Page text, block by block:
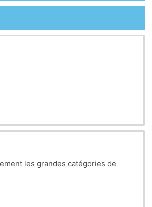
les grandes catégories de